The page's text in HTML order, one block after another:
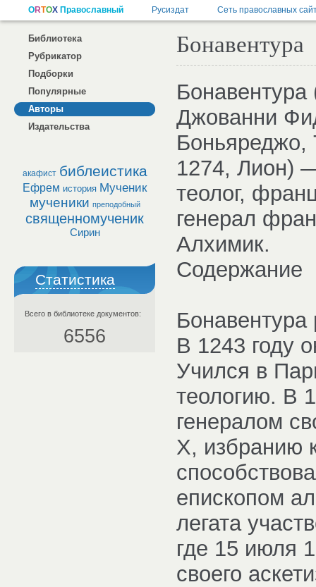
Библиотека
Рубрикатор
Подборки
Популярные
Авторы
Издательства
акафист библеистика
Ефрем история Мученик
мученики преподобный
священномученик
Сирин
Статистика
Всего в библиотеке документов:
6556
Бонавентура
Джованни
1274, Лион)
теолог,
генерал
Алхимик.
Содержание
В 1243 году
Учился в
теологию. В
генералом
X, избранию
епископом
легата
где 15 июля
своего